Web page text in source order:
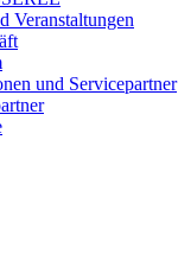
Veranstaltungen
und Servicepartner